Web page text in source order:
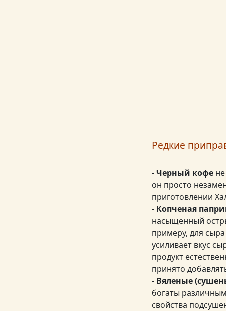
Редкие
-Черный кофе
он просто
приготовлении
- Копченая
насыщенный
примеру, для
усиливает вкус
продукт
принято
- Вяленые
богаты
свойства